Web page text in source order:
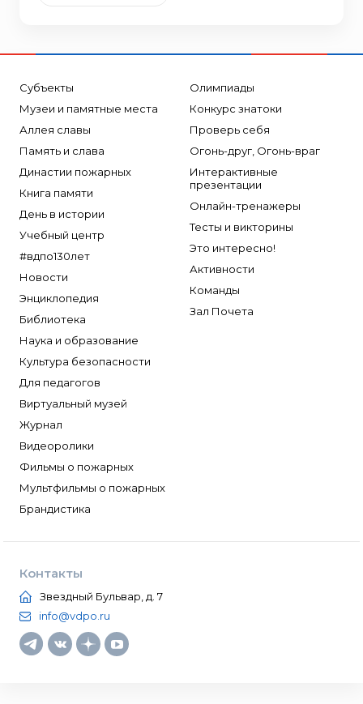
Субъекты
Музеи и памятные места
Аллея славы
Память и слава
Династии пожарных
Книга памяти
День в истории
Учебный центр
#вдпо130лет
Новости
Энциклопедия
Библиотека
Наука и образование
Культура безопасности
Для педагогов
Виртуальный музей
Журнал
Видеоролики
Фильмы о пожарных
Мультфильмы о пожарных
Брандистика
Олимпиады
Конкурс знатоки
Проверь себя
Огонь-друг, Огонь-враг
Интерактивные
презентации
Онлайн-тренажеры
Тесты и викторины
Это интересно!
Активности
Команды
Зал Почета
Контакты
Звездный Бульвар, д. 7
info@vdpo.ru